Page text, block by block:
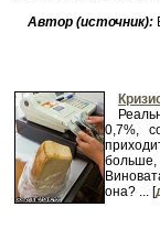
Автор (источник):
0,7%,
она? ... [